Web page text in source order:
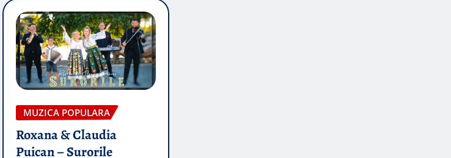
MUZICA POPULARA
Roxana & Claudia
Puican – Surorile